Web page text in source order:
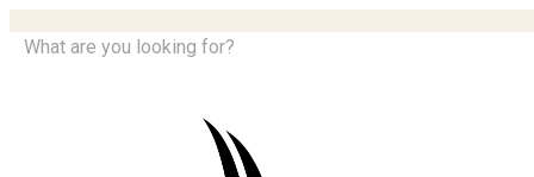
What are you looking for?